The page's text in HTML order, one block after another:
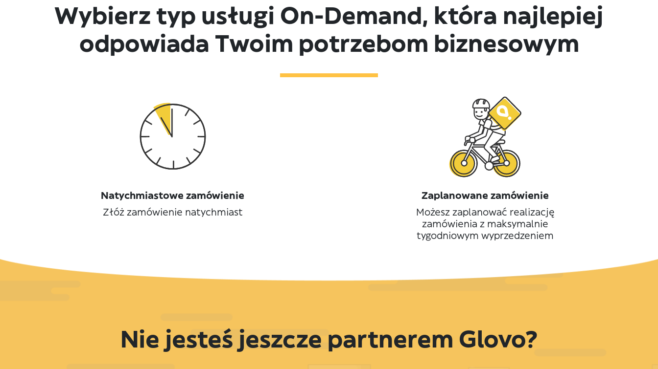
Wybierz typ usługi On-Demand, która najlepiej
odpowiada Twoim potrzebom biznesowym
Natychmiastowe zamówienie
Złóż zamówienie natychmiast
Zaplanowane zamówienie
Możesz zaplanować realizację
zamówienia z maksymalnie
tygodniowym wyprzedzeniem
Nie jesteś jeszcze partnerem Glovo?